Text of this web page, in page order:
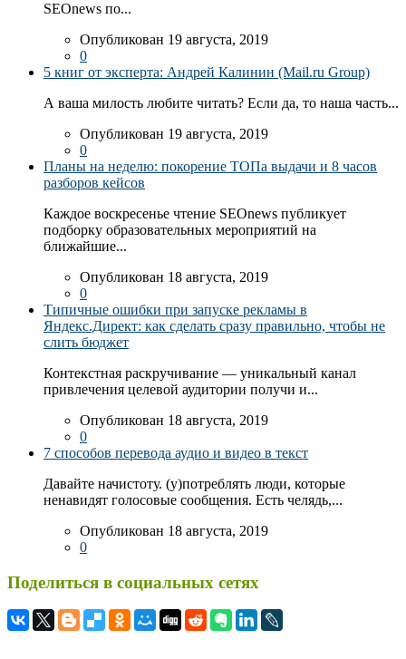
SEOnews по...
Опубликован 19 августа, 2019
0
5 книг от эксперта: Андрей Калинин (Mail.ru Group)
А ваша милость любите читать? Если да, то наша часть...
Опубликован 19 августа, 2019
0
Планы на неделю: покорение ТОПа выдачи и 8 часов
разборов кейсов
Каждое воскресенье чтение SEOnews публикует
подборку образовательных мероприятий на
ближайшие...
Опубликован 18 августа, 2019
0
Типичные ошибки при запуске рекламы в
Яндекс.Директ: как сделать сразу правильно, чтобы не
слить бюджет
Контекстная раскручивание — уникальный канал
привлечения целевой аудитории получи и...
Опубликован 18 августа, 2019
0
7 способов перевода аудио и видео в текст
Давайте начистоту. (у)потреблять люди, которые
ненавидят голосовые сообщения. Есть челядь,...
Опубликован 18 августа, 2019
0
Поделиться в социальных сетях